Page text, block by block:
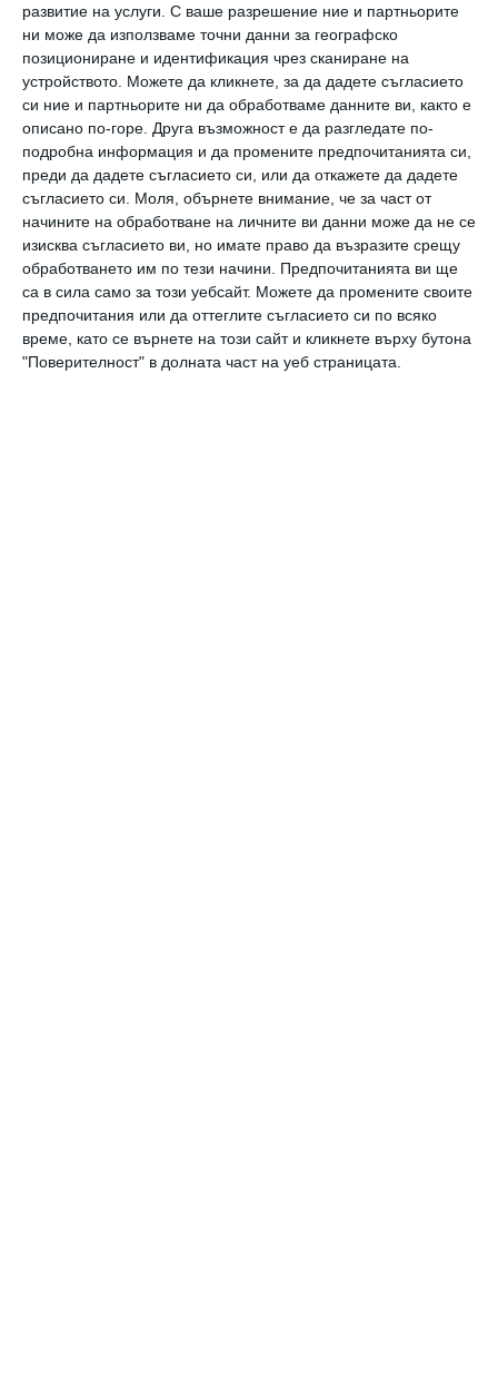
развитие на услуги. С ваше разрешение ние и партньорите
ни може да използваме точни данни за географско
позициониране и идентификация чрез сканиране на
устройството. Можете да кликнете, за да дадете съгласието
си ние и партньорите ни да обработваме данните ви, както е
описано по-горе. Друга възможност е да разгледате по-
подробна информация и да промените предпочитанията си,
преди да дадете съгласието си, или да откажете да дадете
съгласието си. Моля, обърнете внимание, че за част от
начините на обработване на личните ви данни може да не се
изисква съгласието ви, но имате право да възразите срещу
обработването им по тези начини. Предпочитанията ви ще
са в сила само за този уебсайт. Можете да промените своите
предпочитания или да оттеглите съгласието си по всяко
време, като се върнете на този сайт и кликнете върху бутона
"Поверителност" в долната част на уеб страницата.
Актрисата с Роан. Снимка:Gettyimages
Роан Джоузеф Бронщайн
Първото дете на Стоун, Роан Джоузеф, е
родено на 22 май 2000 г.
След шестгодишен брак Стоун и Бронщайн
се развеждат през 2004 г. и получават